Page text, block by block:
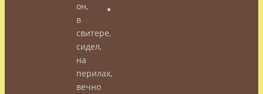
он,
в
свитере,
сидел,
на
перилах,
вечно